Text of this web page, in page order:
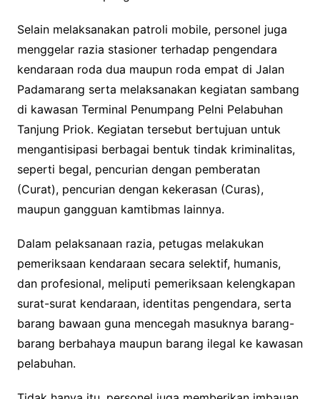
Selain melaksanakan patroli mobile, personel juga
menggelar razia stasioner terhadap pengendara
kendaraan roda dua maupun roda empat di Jalan
Padamarang serta melaksanakan kegiatan sambang
di kawasan Terminal Penumpang Pelni Pelabuhan
Tanjung Priok. Kegiatan tersebut bertujuan untuk
mengantisipasi berbagai bentuk tindak kriminalitas,
seperti begal, pencurian dengan pemberatan
(Curat), pencurian dengan kekerasan (Curas),
maupun gangguan kamtibmas lainnya.
Dalam pelaksanaan razia, petugas melakukan
pemeriksaan kendaraan secara selektif, humanis,
dan profesional, meliputi pemeriksaan kelengkapan
surat-surat kendaraan, identitas pengendara, serta
barang bawaan guna mencegah masuknya barang-
barang berbahaya maupun barang ilegal ke kawasan
pelabuhan.